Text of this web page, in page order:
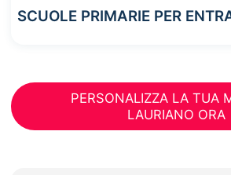
SCUOLE PRIMARIE PER
PERSONALIZZA LA TUA
LAURIANO ORA